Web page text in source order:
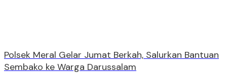
Polsek Meral Gelar Jumat Berkah, Salurkan Bantuan
Sembako ke Warga Darussalam